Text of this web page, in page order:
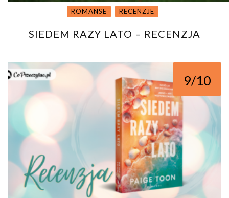
ROMANSE RECENZJE
SIEDEM RAZY LATO – RECENZJA
9/10